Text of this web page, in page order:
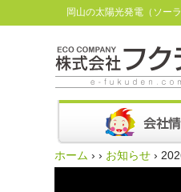
岡山の太陽光発電（ソー
ホーム › › お知らせ ›